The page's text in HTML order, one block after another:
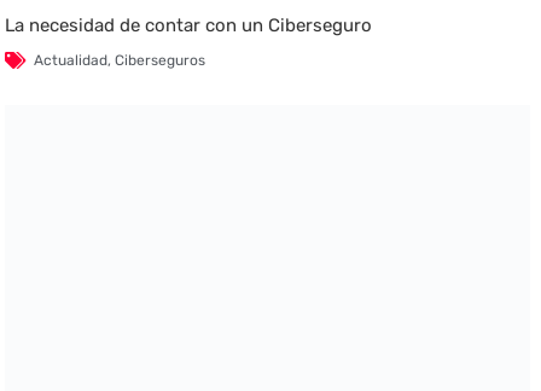
La necesidad de contar con un Ciberseguro
Actualidad,Ciberseguros